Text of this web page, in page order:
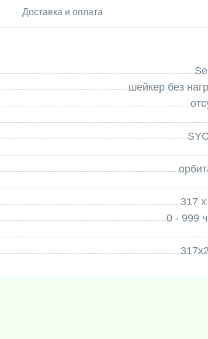
подключения контроллера
или хроматографическом
и регулирование скорости.
и функцией памяти при отключении
Доставка и оплата
шейкер без
317
0 - 999